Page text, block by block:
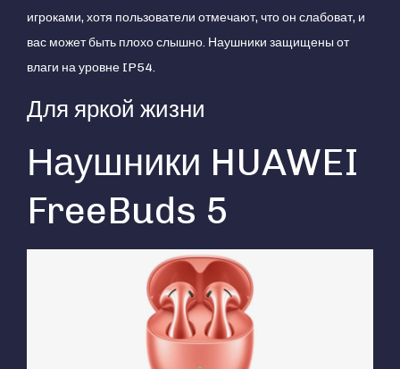
игроками, хотя пользователи отмечают, что он слабоват, и
вас может быть плохо слышно. Наушники защищены от
влаги на уровне IP54.
Для яркой жизни
Наушники HUAWEI
FreeBuds 5